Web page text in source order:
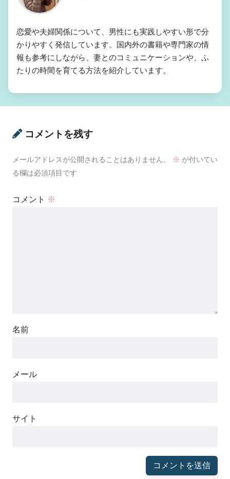
恋愛や夫婦関係について、男性にも実践しやすい形で分
かりやすく発信しています。国内外の書籍や専門家の情
報も参考にしながら、妻とのコミュニケーションや、ふ
たりの時間を育てる方法を紹介しています。
コメントを残す
メールアドレスが公開されることはありません。 ※ が付いてい
る欄は必須項目です
コメント ※
名前
メール
サイト